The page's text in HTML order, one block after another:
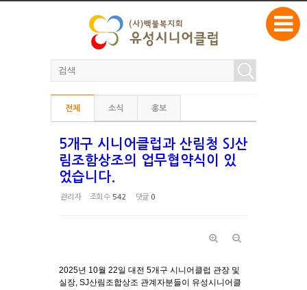
전체 소식 홍보
5개구 시니어클럽과 산림청 SJ산
림조함상조의 업무협약식이 있
었습니다.
관리자 조회 수 542 댓글 0
2025년 10월 22일 대전 5개구 시니어클럽 관장 및
실장, SJ산림조합상조 관계자분들이 유성시니어클
Sketchbook5, 스케치북5
Sketchbook5, 스케치북5